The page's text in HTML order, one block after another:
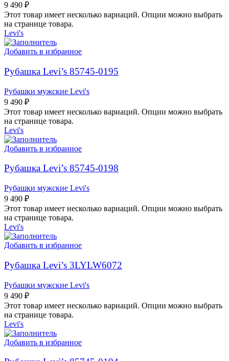
9 490 ₽
Этот товар имеет несколько вариаций. Опции можно выбрать
на странице товара.
Levi's
Добавить в избранное
Рубашка Levi’s 85745-0195
Рубашки мужские Levi's
9 490 ₽
Этот товар имеет несколько вариаций. Опции можно выбрать
на странице товара.
Levi's
Добавить в избранное
Рубашка Levi’s 85745-0198
Рубашки мужские Levi's
9 490 ₽
Этот товар имеет несколько вариаций. Опции можно выбрать
на странице товара.
Levi's
Добавить в избранное
Рубашка Levi’s 3LYLW6072
Рубашки мужские Levi's
9 490 ₽
Этот товар имеет несколько вариаций. Опции можно выбрать
на странице товара.
Levi's
Добавить в избранное